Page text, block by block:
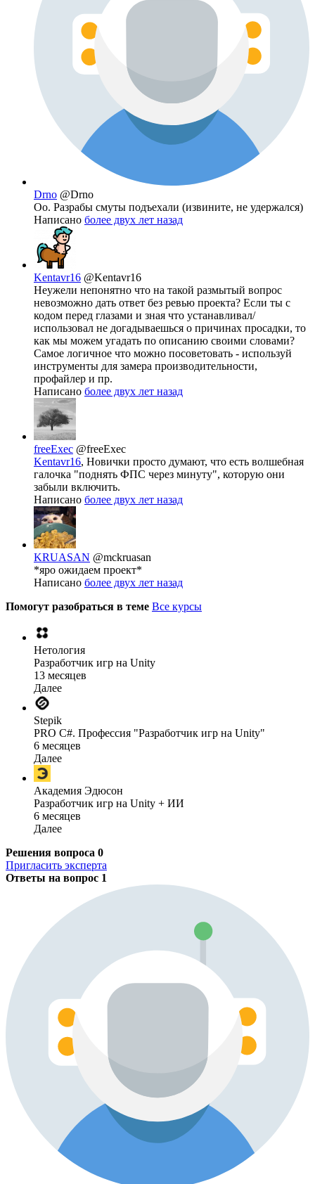
Drno @Drno
Оо. Разрабы смуты подъехали (извините, не удержался)
Написано более двух лет назад
Kentavr16 @Kentavr16
Неужели непонятно что на такой размытый вопрос
невозможно дать ответ без ревью проекта? Если ты с
кодом перед глазами и зная что устанавливал/
использовал не догадываешься о причинах просадки, то
как мы можем угадать по описанию своими словами?
Самое логичное что можно посоветовать - используй
инструменты для замера производительности,
профайлер и пр.
Написано более двух лет назад
freeExec @freeExec
Kentavr16, Новички просто думают, что есть волшебная
галочка "поднять ФПС через минуту", которую они
забыли включить.
Написано более двух лет назад
KRUASAN @mckruasan
*яро ожидаем проект*
Написано более двух лет назад
Помогут разобраться в теме Все курсы
Нетология
Разработчик игр на Unity
13 месяцев
Далее
Stepik
PRO C#. Профессия "Разработчик игр на Unity"
6 месяцев
Далее
Академия Эдюсон
Разработчик игр на Unity + ИИ
6 месяцев
Далее
Решения вопроса 0
Пригласить эксперта
Ответы на вопрос 1